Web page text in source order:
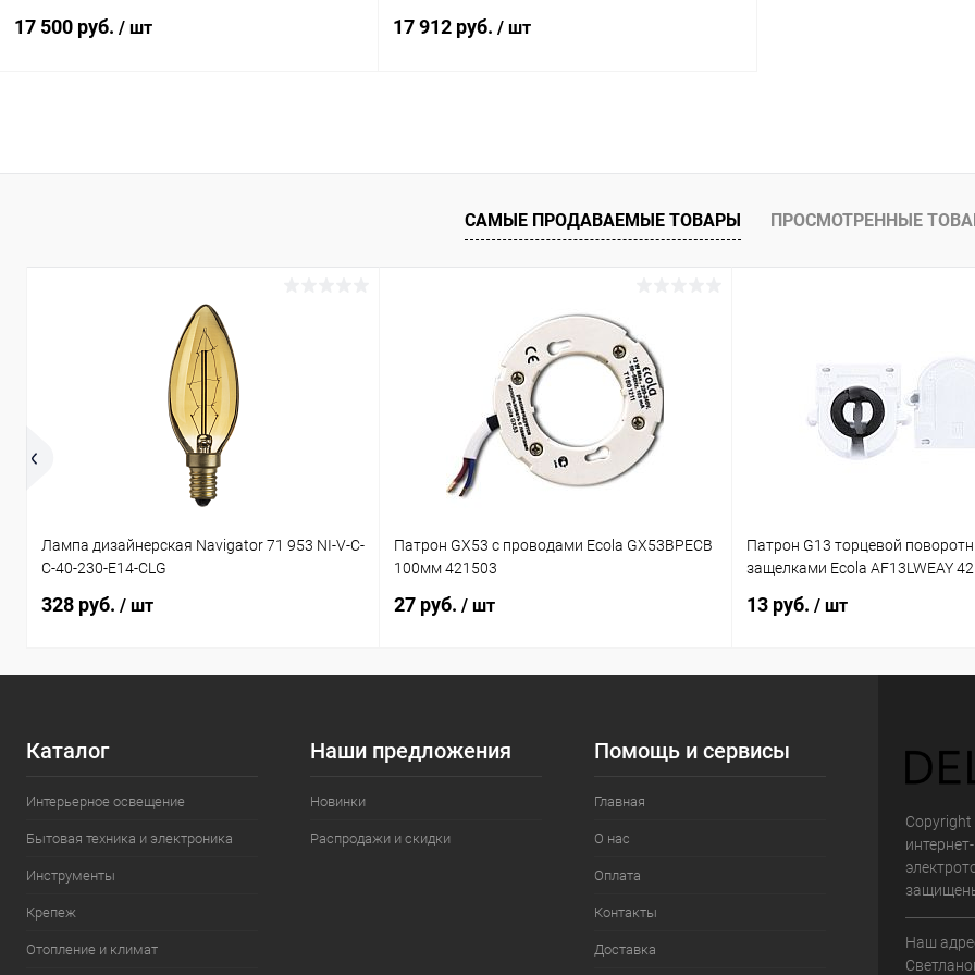
17 500 руб. / шт
Купить в 1 клик Сравнение
17 912 руб. / шт
Купить в 1 клик Сравнение
В избранное В наличии
САМЫЕ ПРОДАВАЕМЫЕ ТОВАРЫ ПРОСМОТРЕННЫЕ
Лампа дизайнерская Navigator 71 953 NI-V-C-
C-40-230-E14-CLG
328 руб. / шт
Патрон GX53 с проводами Ecola GX53BPECB
100мм 421503
27 руб. / шт
Патрон G13 торцевой
защелками Ecola AF13LWEAY
13 руб. / шт
Каталог
Интерьерное освещение
Бытовая техника и электроника
Инструменты
Крепеж
Отопление и климат
Наши предложения
Новинки
Распродажи и скидки
Помощь и сервисы
Главная
О нас
Оплата
Контакты
Доставка
Наш